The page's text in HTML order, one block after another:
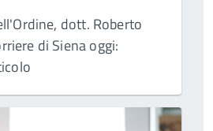
dott. Roberto
di Siena oggi: